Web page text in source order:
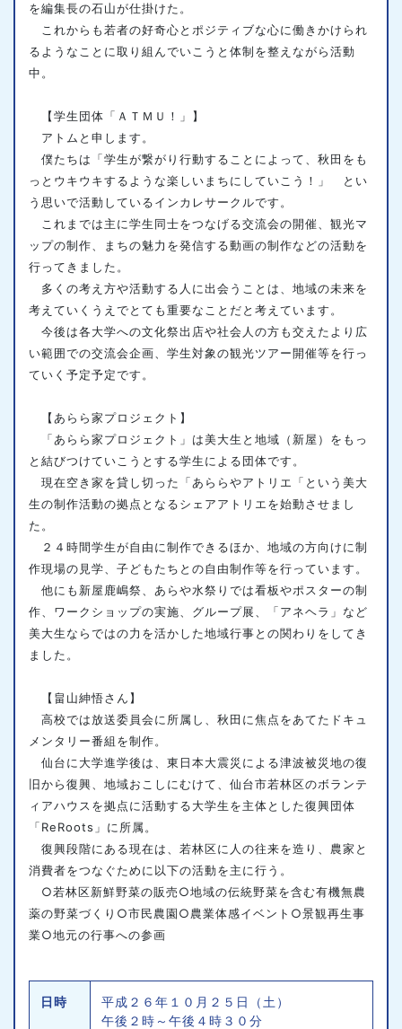
を編集長の石山が仕掛けた。
これからも若者の好奇心とポジティブな心に働きかけられ
るようなことに取り組んでいこうと体制を整えながら活動
中。
【学生団体「ＡＴＭＵ！」】
アトムと申します。
僕たちは「学生が繋がり行動することによって、秋田をも
っとウキウキするような楽しいまちにしていこう！」 とい
う思いで活動しているインカレサークルです。
これまでは主に学生同士をつなげる交流会の開催、観光マ
ップの制作、まちの魅力を発信する動画の制作などの活動を
行ってきました。
多くの考え方や活動する人に出会うことは、地域の未来を
考えていくうえでとても重要なことだと考えています。
今後は各大学への文化祭出店や社会人の方も交えたより広
い範囲での交流会企画、学生対象の観光ツアー開催等を行っ
ていく予定予定です。
【あらら家プロジェクト】
「あらら家プロジェクト」は美大生と地域（新屋）をもっ
と結びつけていこうとする学生による団体です。
現在空き家を貸し切った「あららやアトリエ「という美大
生の制作活動の拠点となるシェアアトリエを始動させまし
た。
２４時間学生が自由に制作できるほか、地域の方向けに制
作現場の見学、子どもたちとの自由制作等を行っています。
他にも新屋鹿嶋祭、あらや水祭りでは看板やポスターの制
作、ワークショップの実施、グループ展、「アネヘラ」など
美大生ならではの力を活かした地域行事との関わりをしてき
ました。
【畠山紳悟さん】
高校では放送委員会に所属し、秋田に焦点をあてたドキュ
メンタリー番組を制作。
仙台に大学進学後は、東日本大震災による津波被災地の復
旧から復興、地域おこしにむけて、仙台市若林区のボランテ
ィアハウスを拠点に活動する大学生を主体とした復興団体
「ReRoots」に所属。
復興段階にある現在は、若林区に人の往来を造り、農家と
消費者をつなぐために以下の活動を主に行う。
○若林区新鮮野菜の販売○地域の伝統野菜を含む有機無農
薬の野菜づくり○市民農園○農業体感イベント○景観再生事
業○地元の行事への参画
日時
平成２６年１０月２５日（土）
午後２時～午後４時３０分